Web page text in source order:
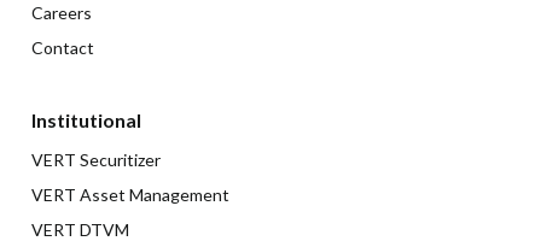
Careers
Contact
Institutional
VERT Securitizer
VERT Asset Management
VERT DTVM